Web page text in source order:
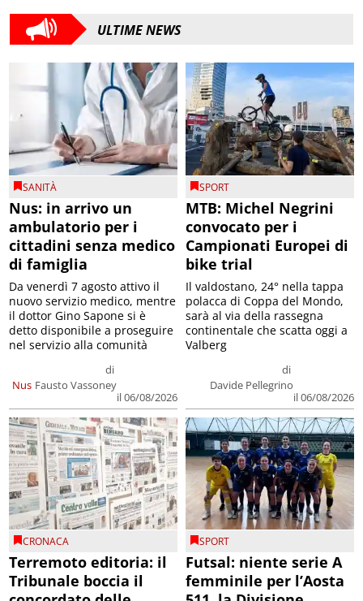
ULTIME NEWS
SANITÀ
Nus: in arrivo un
ambulatorio per i
cittadini senza medico
di famiglia
Nus
di
Fausto Vassoney
il 06/08/2026
Da venerdì 7 agosto attivo il
nuovo servizio medico, mentre
il dottor Gino Sapone si è
detto disponibile a proseguire
nel servizio alla comunità
SPORT
MTB: Michel Negrini
convocato per i
Campionati Europei di
bike trial
di
Davide Pellegrino
il 06/08/2026
Il valdostano, 24° nella tappa
polacca di Coppa del Mondo,
sarà al via della rassegna
continentale che scatta oggi a
Valberg
CRONACA
Terremoto editoria: il
Tribunale boccia il
SPORT
Futsal: niente serie A
femminile per l’Aosta